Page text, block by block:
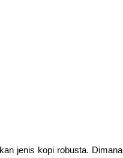
jenis kopi robusta. Dimana